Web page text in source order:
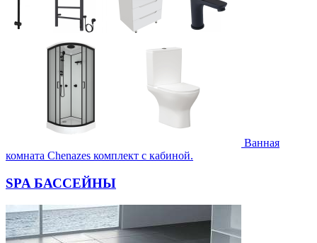
Ванная
комната Chenazes комплект с кабиной.
SPA БАССЕЙНЫ